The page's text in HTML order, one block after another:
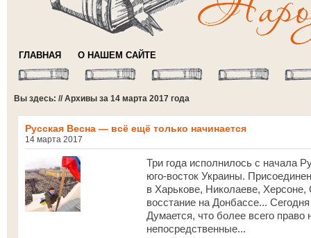
ГЛАВНАЯ О НАШЕМ САЙТЕ
Вы здесь: // Архивы за 14 марта 2017 года
Русская Весна — всё ещё только начинается
14 марта 2017
Три года исполнилось с начала
юго-восток Украины.
в Харькове, Николаеве,
восстание на Донбассе...
Думается, что более всего
непосредственные...